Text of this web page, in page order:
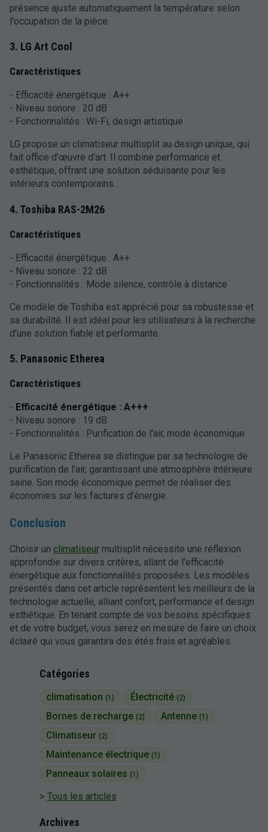
Catégories
climatisation (1) Électricité (2)
Bornes de recharge (2) Antenne (1)
Climatiseur (2)
Maintenance électrique (1)
Panneaux solaires (1)
Tous les articles
Archives
présence ajuste automatiquement la température selon
l'occupation de la pièce.
3. LG Art Cool
Caractéristiques
- Efficacité énergétique : A++
- Niveau sonore : 20 dB
- Fonctionnalités : Wi-Fi, design artistique
LG propose un climatiseur multisplit au design unique, qui
fait office d'œuvre d'art. Il combine performance et
esthétique, offrant une solution séduisante pour les
intérieurs contemporains.
4. Toshiba RAS-2M26
Caractéristiques
- Efficacité énergétique : A++
- Niveau sonore : 22 dB
- Fonctionnalités : Mode silence, contrôle à distance
Ce modèle de Toshiba est apprécié pour sa robustesse et
sa durabilité. Il est idéal pour les utilisateurs à la recherche
d'une solution fiable et performante.
5. Panasonic Etherea
Caractéristiques
- Efficacité énergétique : A+++
- Niveau sonore : 19 dB
- Fonctionnalités : Purification de l'air, mode économique
Le Panasonic Etherea se distingue par sa technologie de
purification de l'air, garantissant une atmosphère intérieure
saine. Son mode économique permet de réaliser des
économies sur les factures d'énergie.
Conclusion
Choisir un climatiseur multisplit nécessite une réflexion
approfondie sur divers critères, allant de l'efficacité
énergétique aux fonctionnalités proposées. Les modèles
présentés dans cet article représentent les meilleurs de la
technologie actuelle, alliant confort, performance et design
esthétique. En tenant compte de vos besoins spécifiques
et de votre budget, vous serez en mesure de faire un choix
éclairé qui vous garantira des étés frais et agréables.